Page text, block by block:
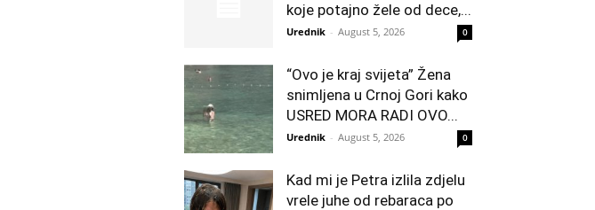
koje potajno žele od dece,...
Urednik - August 5, 2026 0
“Ovo je kraj svijeta” Žena
snimljena u Crnoj Gori kako
USRED MORA RADI OVO...
Urednik - August 5, 2026 0
Kad mi je Petra izlila zdjelu
vrele juhe od rebaraca po